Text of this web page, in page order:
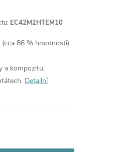
EC42M2HTEM10
86 % hmotnosti)
a kompozitu.
Detailní